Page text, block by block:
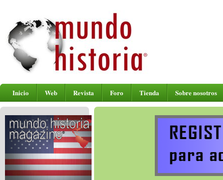
Inicio Web Revista Foro Tienda Sobre nosotros